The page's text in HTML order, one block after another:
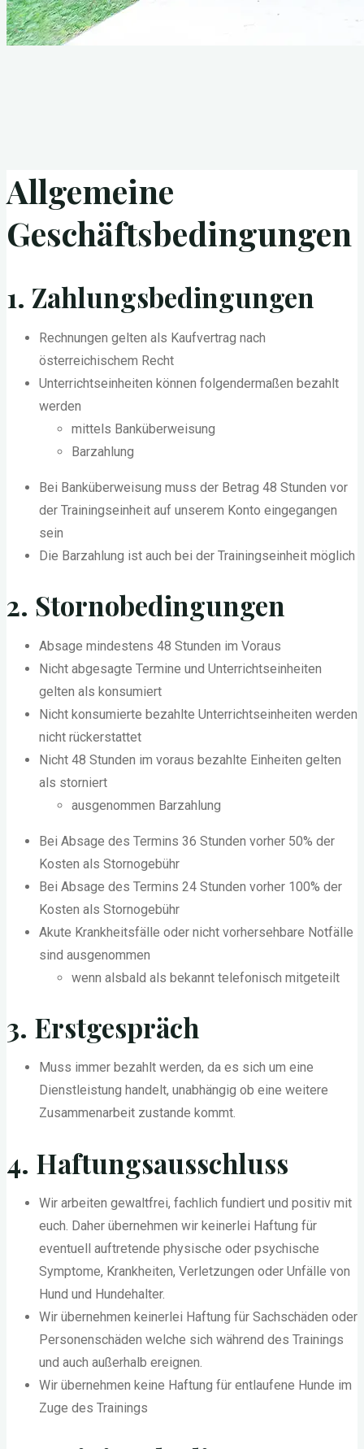
Kontakt
Allgemeine
Geschäftsbedingungen
Allgemeine
Geschäftsbedingungen
1. Zahlungsbedingungen
Rechnungen gelten als Kaufvertrag nach
österreichischem Recht
Unterrichtseinheiten können folgendermaßen bezahlt
werden
mittels Banküberweisung
Barzahlung
Bei Banküberweisung muss der Betrag 48 Stunden vor
der Trainingseinheit auf unserem Konto eingegangen
sein
Die Barzahlung ist auch bei der Trainingseinheit möglich
2. Stornobedingungen
Absage mindestens 48 Stunden im Voraus
Nicht abgesagte Termine und Unterrichtseinheiten
gelten als konsumiert
Nicht konsumierte bezahlte Unterrichtseinheiten werden
nicht rückerstattet
Nicht 48 Stunden im voraus bezahlte Einheiten gelten
als storniert
ausgenommen Barzahlung
Bei Absage des Termins 36 Stunden vorher 50% der
Kosten als Stornogebühr
Bei Absage des Termins 24 Stunden vorher 100% der
Kosten als Stornogebühr
Akute Krankheitsfälle oder nicht vorhersehbare Notfälle
sind ausgenommen
wenn alsbald als bekannt telefonisch mitgeteilt
3. Erstgespräch
Muss immer bezahlt werden, da es sich um eine
Dienstleistung handelt, unabhängig ob eine weitere
Zusammenarbeit zustande kommt.
4. Haftungsausschluss
Wir arbeiten gewaltfrei, fachlich fundiert und positiv mit
euch. Daher übernehmen wir keinerlei Haftung für
eventuell auftretende physische oder psychische
Symptome, Krankheiten, Verletzungen oder Unfälle von
Hund und Hundehalter.
Wir übernehmen keinerlei Haftung für Sachschäden oder
Personenschäden welche sich während des Trainings
und auch außerhalb ereignen.
Wir übernehmen keine Haftung für entlaufene Hunde im
Zuge des Trainings